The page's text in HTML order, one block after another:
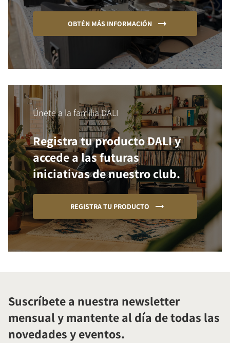
OBTÉN MÁS INFORMACIÓN
Únete a la familia DALI
Registra tu producto DALI y
accede a las futuras
iniciativas de nuestro club.
REGISTRA TU PRODUCTO
Suscríbete a nuestra newsletter
mensual y mantente al día de todas las
novedades y eventos.